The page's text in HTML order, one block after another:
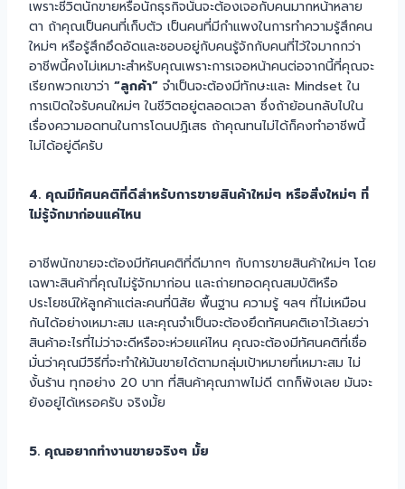
เพราะชีวิตนักขายหรือนักธุรกิจนั้นจะต้องเจอกับคนมากหน้าหลาย
ตา ถ้าคุณเป็นคนที่เก็บตัว เป็นคนที่มีกำแพงในการทำความรู้สึกคน
ใหม่ๆ หรือรู้สึกอึดอัดและชอบอยู่กับคนรู้จักกับคนที่ไว้ใจมากกว่า
อาชีพนี้คงไม่เหมาะสำหรับคุณเพราะการเจอหน้าคนต่อจากนี้ที่คุณจะ
เรียกพวกเขาว่า “ลูกค้า” จำเป็นจะต้องมีทักษะและ Mindset ใน
การเปิดใจรับคนใหม่ๆ ในชีวิตอยู่ตลอดเวลา ซึ่งถ้าย้อนกลับไปใน
เรื่องความอดทนในการโดนปฎิเสธ ถ้าคุณทนไม่ได้ก็คงทำอาชีพนี้
ไม่ได้อยู่ดีครับ
4. คุณมีทัศนคติที่ดีสำหรับการขายสินค้าใหม่ๆ หรือสิ่งใหม่ๆ ที่
ไม่รู้จักมาก่อนแค่ไหน
อาชีพนักขายจะต้องมีทัศนคติที่ดีมากๆ กับการขายสินค้าใหม่ๆ โดย
เฉพาะสินค้าที่คุณไม่รู้จักมาก่อน และถ่ายทอดคุณสมบัติหรือ
ประโยชน์ให้ลูกค้าแต่ละคนที่นิสัย พื้นฐาน ความรู้ ฯลฯ ที่ไม่เหมือน
กันได้อย่างเหมาะสม และคุณจำเป็นจะต้องยึดทัศนคติเอาไว้เลยว่า
สินค้าอะไรที่ไม่ว่าจะดีหรือจะห่วยแค่ไหน คุณจะต้องมีทัศนคติที่เชื่อ
มั่นว่าคุณมีวิธีที่จะทำให้มันขายได้ตามกลุ่มเป้าหมายที่เหมาะสม ไม่
งั้นร้าน ทุกอย่าง 20 บาท ที่สินค้าคุณภาพไม่ดี ตกก็พังเลย มันจะ
ยังอยู่ได้เหรอครับ จริงมั้ย
5. คุณอยากทำงานขายจริงๆ มั้ย